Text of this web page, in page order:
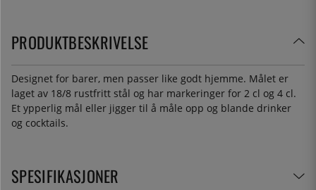
PRODUKTBESKRIVELSE
Designet for barer, men passer like godt hjemme. Målet er
laget av 18/8 rustfritt stål og har markeringer for 2 cl og 4 cl.
Et ypperlig mål eller jigger til å måle opp og blande drinker
og cocktails.
SPESIFIKASJONER